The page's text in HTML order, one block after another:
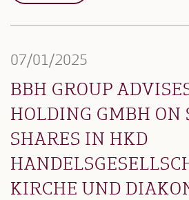
07/01/2025
BBH GROUP
HOLDING GMBH ON
SHARES IN HKD
KIRCHE UND